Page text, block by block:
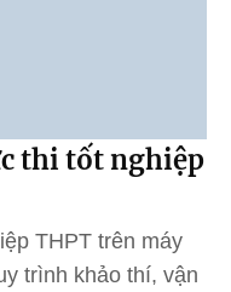
thi tốt nghiệp
THPT trên máy
trình khảo thí, vận